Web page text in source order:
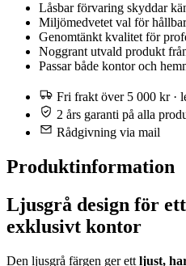
Låsbar förvaring skyddar
Miljömedvetet val för
Genomtänkt kvalitet för
Noggrant utvald produkt
Passar både kontor och
Fri frakt över 5 000 kr ·
2 års garanti på alla
Rådgivning via mail
Produktinformation
Ljusgrå design för
exklusivt kontor
Den ljusgrå färgen ger ett ljust,